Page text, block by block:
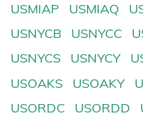
USMIAP
USMIAQ
USNYCB
USNYCC
USNYCS
USNYCY
USOAKS
USOAKY
USORDC
USORDD